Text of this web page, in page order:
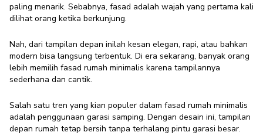
5 Inspirasi Fasad Rumah Minimalis
dengan Garasi Samping
Multifungsi
Exterior Enthusiast 11 September 2025
paling menarik. Sebabnya, fasad adalah wajah yang pertama kali
dilihat orang ketika berkunjung.
Nah, dari tampilan depan inilah kesan elegan, rapi, atau bahkan
modern bisa langsung terbentuk. Di era sekarang, banyak orang
lebih memilih fasad rumah minimalis karena tampilannya
sederhana dan cantik.
Salah satu tren yang kian populer dalam fasad rumah minimalis
adalah penggunaan garasi samping. Dengan desain ini, tampilan
depan rumah tetap bersih tanpa terhalang pintu garasi besar.